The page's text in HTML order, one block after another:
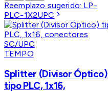
Reemplazo sugerido: LP-
PLC-1X2UPC
TEMPO
Splitter (Divisor Óptico)
tipo PLC, 1x16,